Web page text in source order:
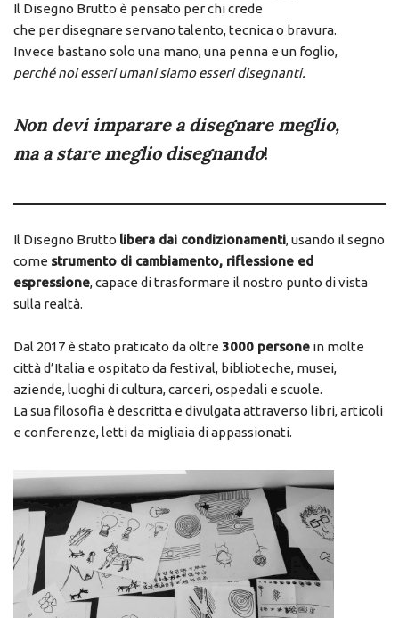
Il Disegno Brutto è pensato per chi crede
che per disegnare servano talento, tecnica o bravura.
Invece bastano solo una mano, una penna e un foglio,
perché noi esseri umani siamo esseri disegnanti.
Non devi imparare a disegnare meglio,
ma a stare meglio disegnando!
Il Disegno Brutto libera dai condizionamenti, usando il segno
come strumento di cambiamento, riflessione ed
espressione, capace di trasformare il nostro punto di vista
sulla realtà.
Dal 2017 è stato praticato da oltre 3000 persone in molte
città d’Italia e ospitato da festival, biblioteche, musei,
aziende, luoghi di cultura, carceri, ospedali e scuole.
La sua filosofia è descritta e divulgata attraverso libri, articoli
e conferenze, letti da migliaia di appassionati.